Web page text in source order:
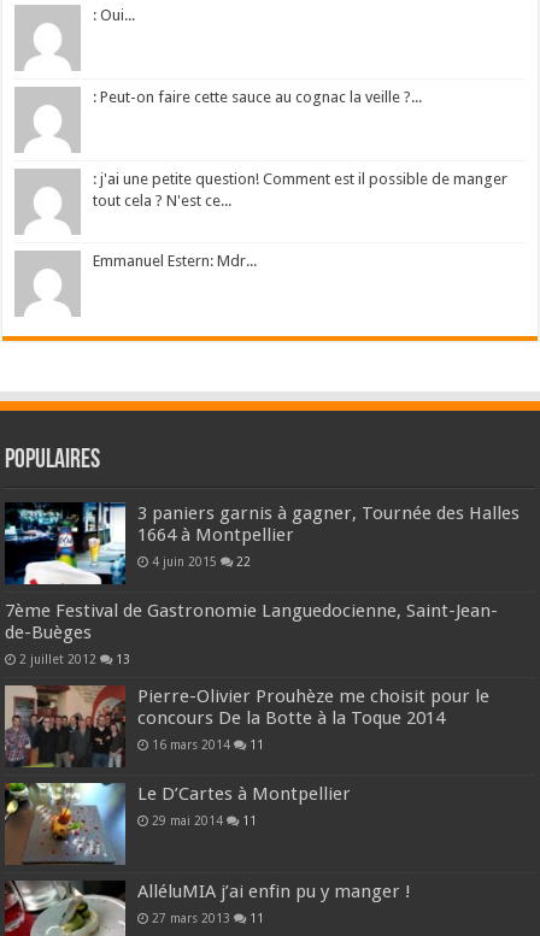
: Oui...
: Peut-on faire cette sauce au cognac la veille ?...
: j'ai une petite question! Comment est il possible de manger
tout cela ? N'est ce...
Emmanuel Estern: Mdr...
Populaires
3 paniers garnis à gagner, Tournée des Halles
1664 à Montpellier
4 juin 2015 22
7ème Festival de Gastronomie Languedocienne, Saint-Jean-
de-Buèges
2 juillet 2012 13
Pierre-Olivier Prouhèze me choisit pour le
concours De la Botte à la Toque 2014
16 mars 2014 11
Le D’Cartes à Montpellier
29 mai 2014 11
AlléluMIA j’ai enfin pu y manger !
27 mars 2013 11